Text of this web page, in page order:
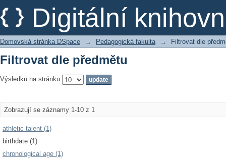
Digitální
Filtrovat dle předmětu
Domovská stránka DSpace → Pedagogická fakulta → Filtrovat dle
Filtrovat dle předmětu
Výsledků na stránku:
Zobrazují se záznamy 1-10 z 1
athletic talent (1)
birthdate (1)
chronological age (1)